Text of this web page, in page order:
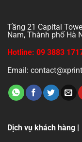
Tầng 21 Capital
Nam, Thành phố Hà
Hotline: 09 3883
Email:
Dịch vụ khách hàng |